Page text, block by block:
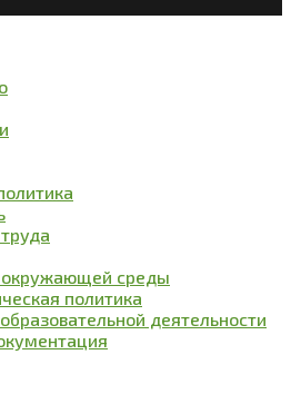
окружающей среды
политика
деятельности